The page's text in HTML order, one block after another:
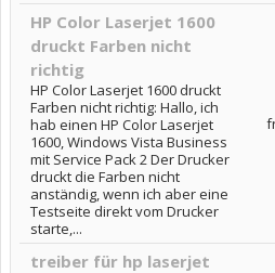
HP Color Laserjet 1600
druckt Farben nicht
richtig
HP Color Laserjet 1600 druckt
Farben nicht richtig: Hallo, ich
hab einen HP Color Laserjet
1600, Windows Vista Business
mit Service Pack 2 Der Drucker
druckt die Farben nicht
anständig, wenn ich aber eine
Testseite direkt vom Drucker
starte,...
treiber für hp laserjet